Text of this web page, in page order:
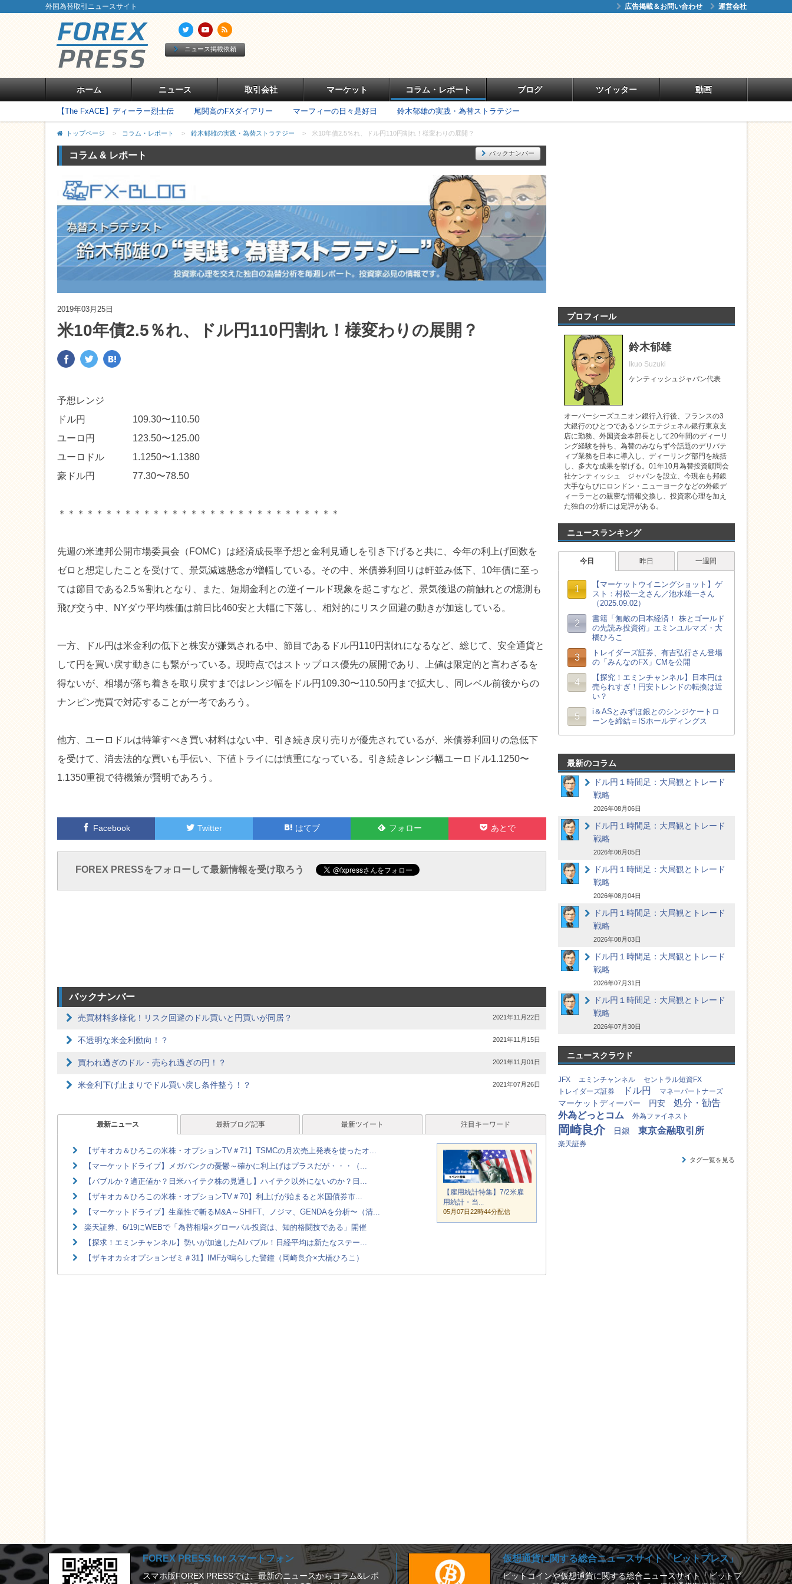
外国為替取引ニュースサイト 広告掲載＆お問い合わせ 運営会社
ニュース掲載依頼
ホーム ニュース 取引会社 マーケット コラム・レポート ブログ ツイッター 動画
【The FxACE】ディーラー烈士伝 尾関高のFXダイアリー マーフィーの日々是好日 鈴木郁雄の実践・為替ストラテジー
トップページ > コラム・レポート > 鈴木郁雄の実践・為替ストラテジー > 米10年債2.5％れ、ドル円110円割れ！様変わりの展開？
コラム & レポート バックナンバー
2019年03月25日
米10年債2.5％れ、ドル円110円割れ！様変わりの展開？
予想レンジ
ドル円 109.30〜110.50
ユーロ円 123.50〜125.00
ユーロドル 1.1250〜1.1380
豪ドル円 77.30〜78.50
＊＊＊＊＊＊＊＊＊＊＊＊＊＊＊＊＊＊＊＊＊＊＊＊＊＊＊＊＊＊
先週の米連邦公開市場委員会（FOMC）は経済成長率予想と金利見通しを引き下げると共に、今年の利上げ回数を
ゼロと想定したことを受けて、景気減速懸念が増幅している。その中、米債券利回りは軒並み低下、10年債に至っ
ては節目である2.5％割れとなり、また、短期金利との逆イールド現象を起こすなど、景気後退の前触れとの憶測も
飛び交う中、NYダウ平均株価は前日比460安と大幅に下落し、相対的にリスク回避の動きが加速している。
一方、ドル円は米金利の低下と株安が嫌気される中、節目であるドル円110円割れになるなど、総じて、安全通貨と
して円を買い戻す動きにも繋がっている。現時点ではストップロス優先の展開であり、上値は限定的と言わざるを
得ないが、相場が落ち着きを取り戻すまではレンジ幅をドル円109.30〜110.50円まで拡大し、同レベル前後からの
ナンピン売買で対応することが一考であろう。
他方、ユーロドルは特筆すべき買い材料はない中、引き続き戻り売りが優先されているが、米債券利回りの急低下
を受けて、消去法的な買いも手伝い、下値トライには慎重になっている。引き続きレンジ幅ユーロドル1.1250〜
1.1350重視で待機策が賢明であろう。
Facebook Twitter はてブ
Feedly
フォロー
Pocket
あとで
FOREX PRESSをフォローして最新情報を受け取ろう
バックナンバー
売買材料多様化！リスク回避のドル買いと円買いが同居？ 2021年11月22日
不透明な米金利動向！？ 2021年11月15日
買われ過ぎのドル・売られ過ぎの円！？ 2021年11月01日
米金利下げ止まりでドル買い戻し条件整う！？ 2021年07月26日
最新ニュース 最新ブログ記事 最新ツイート 注目キーワード
【ザキオカ＆ひろこの米株・オプションTV＃71】TSMCの月次売上発表を使ったオ...
【マーケットドライブ】メガバンクの憂鬱～確かに利上げはプラスだが・・・（...
【バブルか？適正値か？日米ハイテク株の見通し】ハイテク以外にないのか？日...
【ザキオカ＆ひろこの米株・オプションTV＃70】利上げが始まると米国債券市...
【マーケットドライブ】生産性で斬るM&A～SHIFT、ノジマ、GENDAを分析〜（清...
楽天証券、6/19にWEBで「為替相場×グローバル投資は、知的格闘技である」開催
【探求！エミンチャンネル】勢いが加速したAIバブル！日経平均は新たなステー...
【ザキオカ☆オプションゼミ＃31】IMFが鳴らした警鐘（岡崎良介×大橋ひろこ）
【雇用統計特集】7/2米雇
用統計・当...
05月07日22時44分配信
プロフィール
鈴木郁雄
Ikuo Suzuki
ケンティッシュジャパン代表
オーバーシーズユニオン銀行入行後、フランスの3
大銀行のひとつであるソシエテジェネル銀行東京支
店に勤務、外国資金本部長として20年間のディーリ
ング経験を持ち、為替のみならず今話題のデリバテ
ィブ業務を日本に導入し、ディーリング部門を統括
し、多大な成果を挙げる。01年10月為替投資顧問会
社ケンティッシュ ジャパンを設立、今現在も邦銀
大手ならびにロンドン・ニューヨークなどの外銀デ
ィーラーとの親密な情報交換し、投資家心理を加え
た独自の分析には定評がある。
ニュースランキング
最新のコラム
ドル円１時間足：大局観とトレード
戦略
2026年08月06日
ドル円１時間足：大局観とトレード
戦略
2026年08月05日
ドル円１時間足：大局観とトレード
戦略
2026年08月04日
ドル円１時間足：大局観とトレード
戦略
2026年08月03日
ドル円１時間足：大局観とトレード
戦略
2026年07月31日
ドル円１時間足：大局観とトレード
戦略
2026年07月30日
ニュースクラウド
JFX エミンチャンネル
セントラル短資FX
トレイダーズ証券
ドル円 マネーパートナーズ
マーケットディーパー 円安
処分・勧告
外為どっとコム
外為ファイネスト
岡崎良介 日銀 東京金融取引所
楽天証券
タグ一覧を見る
FOREX PRESS for スマートフォン
スマホ版FOREX PRESSでは、最新のニュースからコラム&レポ
仮想通貨に関する総合ニュースサイト「ビットプレス」
ビットコインや仮想通貨に関する総合ニュースサイト「ビットプ